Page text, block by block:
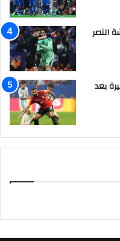
النصر
بعد